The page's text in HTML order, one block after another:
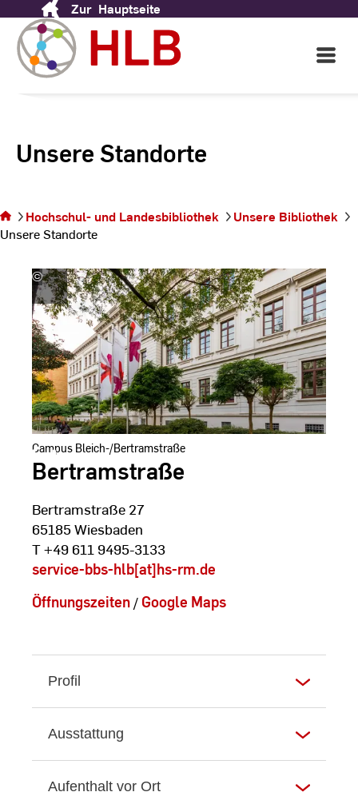
Content
Zur Hauptseite
Open
Main
Unsere Standorte
sich auf
der Seite
Standorte
Hochschul- und Landesbibliothek
Unsere Bibliothek
Unsere Standorte
©
Andreas
Schlote
Campus Bleich-/Bertramstraße
Bertramstraße
Bertramstraße 27
65185 Wiesbaden
T +49 611 9495-3133
service-bbs-hlb[at]hs-rm.de
Öffnungszeiten/ Google Maps
Profil
Ausstattung
Aufenthalt vor Ort